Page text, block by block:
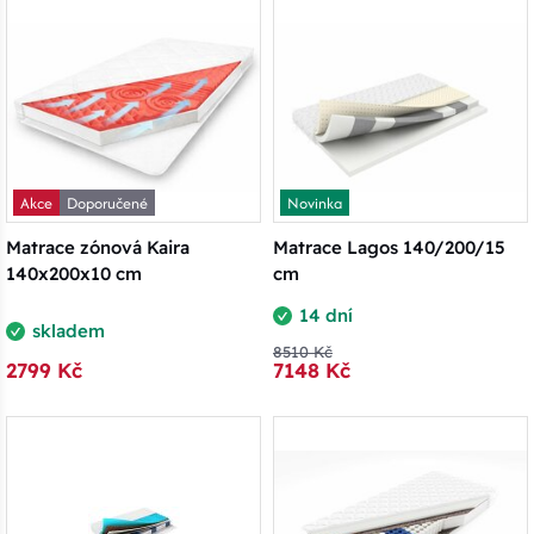
Akce
Doporučené
Matrace zónová Kaira
140x200x10 cm
skladem
2799 Kč
Novinka
Matrace Lagos 140/200/15
cm
14 dní
8510 Kč
7148 Kč